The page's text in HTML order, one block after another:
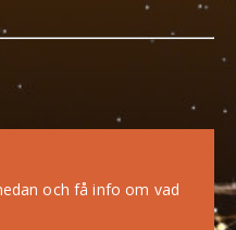
och få info om vad